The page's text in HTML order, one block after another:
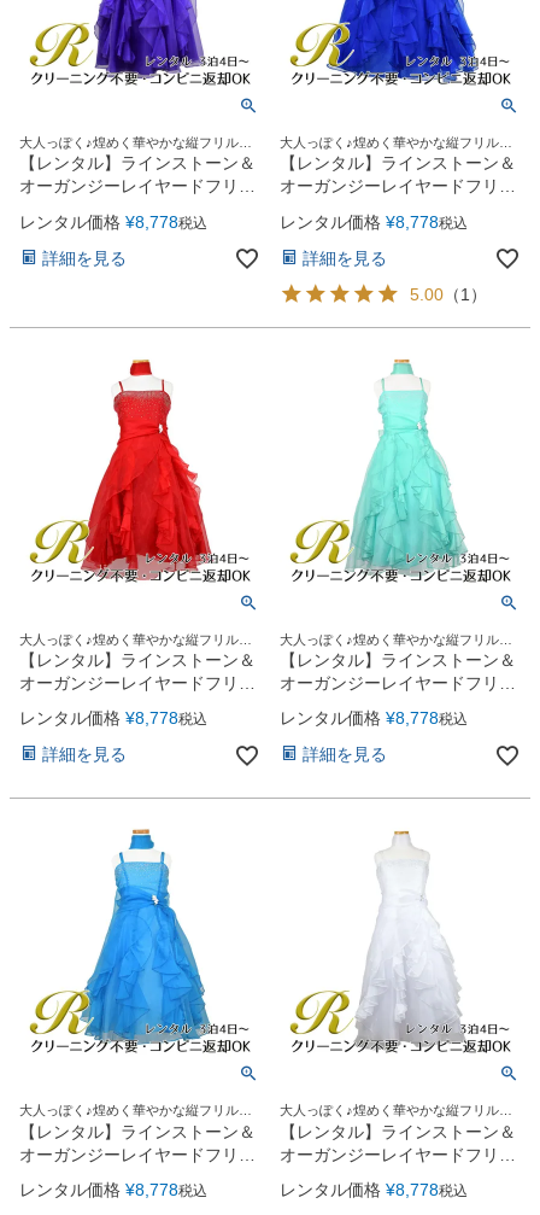
大人っぽく♪煌めく華やかな縦フリルド
レス
【レンタル】ラインストーン＆
オーガンジーレイヤードフリル
子供ドレス(HC734)パープル
レンタル価格 ¥8,778税込
詳細を見る
大人っぽく♪煌めく華やかな縦フリルド
レス
【レンタル】ラインストーン＆
オーガンジーレイヤードフリル
子供ドレス(HC734)ロイヤルブ
ルー
レンタル価格 ¥8,778税込
詳細を見る
5.00 （1 ）
大人っぽく♪煌めく華やかな縦フリルド
レス
【レンタル】ラインストーン＆
オーガンジーレイヤードフリル
子供ドレス(HC734)レッド
レンタル価格 ¥8,778税込
詳細を見る
大人っぽく♪煌めく華やかな縦フリルド
レス
【レンタル】ラインストーン＆
オーガンジーレイヤードフリル
子供ドレス(HC734)ティファニ
ーブルー
レンタル価格 ¥8,778税込
詳細を見る
大人っぽく♪煌めく華やかな縦フリルド
レス
【レンタル】ラインストーン＆
オーガンジーレイヤードフリル
子供ドレス(HC734)ターコイズ
レンタル価格 ¥8,778税込
大人っぽく♪煌めく華やかな縦フリルド
レス
【レンタル】ラインストーン＆
オーガンジーレイヤードフリル
子供ドレス(HC734)ホワイト
レンタル価格 ¥8,778税込